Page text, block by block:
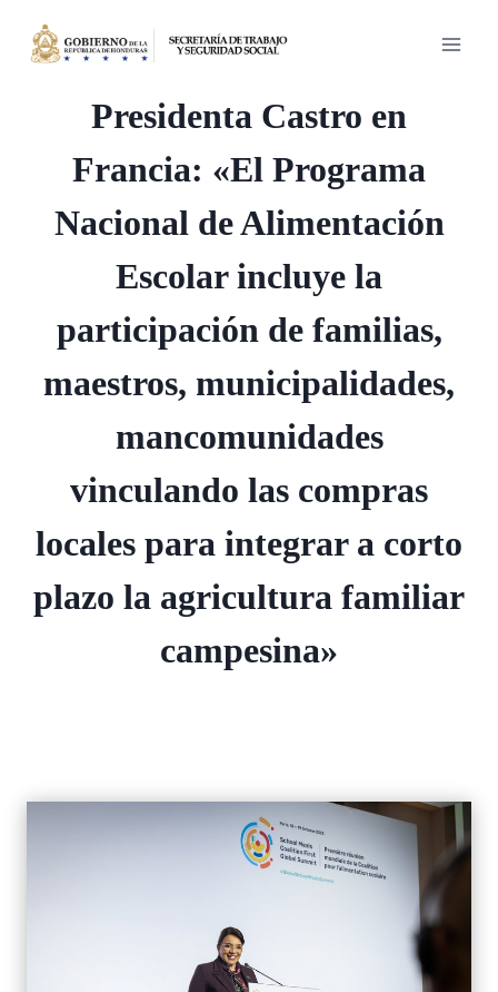
Presidenta Castro en
Francia: «El Programa
Nacional de Alimentación
Escolar incluye la
participación de familias,
maestros, municipalidades,
mancomunidades
vinculando las compras
locales para integrar a corto
plazo la agricultura familiar
campesina»